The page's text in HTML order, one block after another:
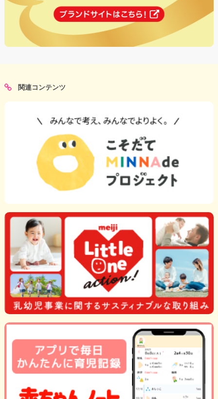
関連コンテンツ